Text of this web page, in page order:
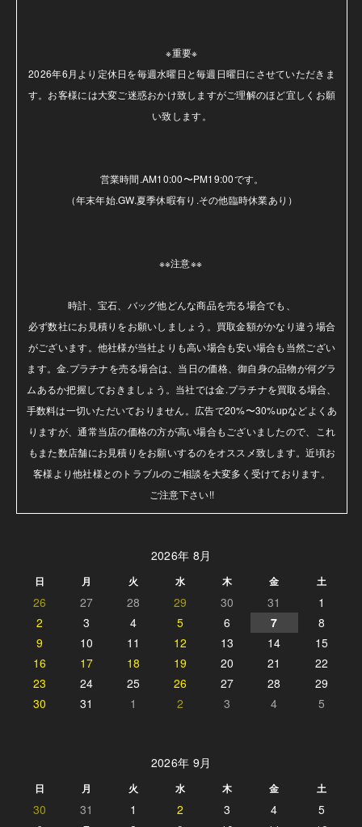
※重要※
2026年6月より定休日を毎週水曜日と毎週日曜日にさせていただきま
す。お客様には大変ご迷惑おかけ致しますがご理解のほど宜しくお願
い致します。
営業時間.AM10:00〜PM19:00です。
（年末年始.GW.夏季休暇有り.その他臨時休業あり）
※※注意※※
時計、宝石、バッグ他どんな商品を売る場合でも、
必ず数社にお見積りをお願いしましょう。買取金額がかなり違う場合
がございます。他社様が当社よりも高い場合も安い場合も当然ござい
ます。金.プラチナを売る場合は、当日の価格、御自身の品物が何グラ
ムあるか把握しておきましょう。当社では金.プラチナを買取る場合、
手数料は一切いただいておりません。広告で20%〜30%upなどよくあ
りますが、通常当店の価格の方が高い場合もございましたので、これ
もまた数店舗にお見積りをお願いするのをオススメ致します。近頃お
客様より他社様とのトラブルのご相談を大変多く受けております。
ご注意下さい!!
2026年 8月
日 月 火 水 木 金 土
26 27 28 29 30 31
1
2
3 4 5 6 7
8
9
10 11 12 13 14
15
16
17 18 19 20 21
22
23
24 25 26 27 28
29
30
31 1 2 3 4 5
2026年 9月
日 月 火 水 木 金 土
30 31 1 2 3 4
5